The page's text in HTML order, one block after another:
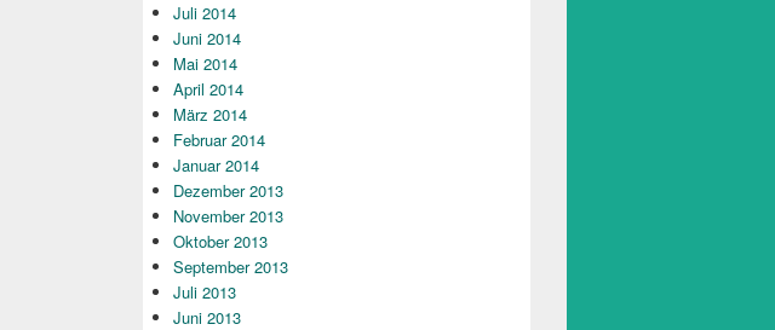
Juli 2014
Juni 2014
Mai 2014
April 2014
März 2014
Februar 2014
Januar 2014
Dezember 2013
November 2013
Oktober 2013
September 2013
Juli 2013
Juni 2013